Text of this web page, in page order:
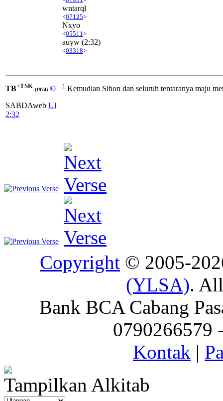
wntarql
<07125>
Nxyo
<05511 >
auyw (2:32)
<03318>
TB+TSK (1974) ©
SABDAweb Ul
2:32
1 Kemudian Sihon dan seluruh tentaranya maju
Copyright © 2005-
(YLSA).
Bank BCA Cabang
0790266579
Kontak |
Tampilkan Alkitab